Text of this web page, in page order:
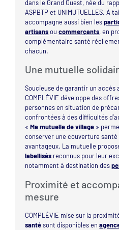
dans le Grand Ouest, née du
ASPBTP et UNIMUTUELLES. À
accompagne aussi bien les
artisansoucommerçants, en
complémentaire santé
chacun.
Une mutuelle
Soucieuse de garantir un accès
COMPLÉVIE développe des
personnes en situation de
confrontées à des difficultés
«Ma mutuelle de village »
conserver une couverture
avantageux. La mutuelle
labellisés reconnus pour leur
notamment à destination des
Proximité et
mesure
COMPLÉVIE mise sur la
santésont disponibles en